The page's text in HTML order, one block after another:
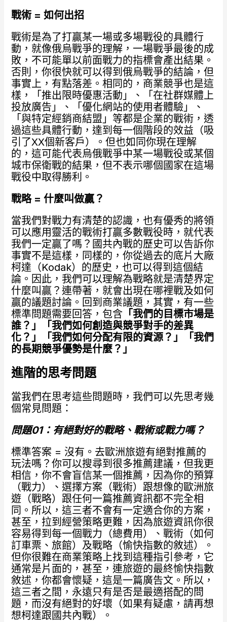
戰術 = 如何出招
戰術是為了打贏某一場或多場戰役的具體行
動，就像俄烏戰爭的理解，一場戰爭最後的成
敗，不可能單以前面戰力的指標會產出結果。
否則，你很快就可以得到俄烏戰爭的結論，但
事實上，有點落差。相同的，商業競爭也是這
樣，「推出限時優惠活動」、「在社群媒體上
投放廣告」、「優化網站的使用者體驗」、
「與特定經銷商結盟」等都是企業的戰術，透
過這些具體行動，達到每一個階段的效益（吸
引了XX個新客戶）。但也如同你現在理解
的，這可能代表烏俄戰爭中某一場戰役或某個
城市保衛戰的結果，但不表示哪個國家在這場
戰役中取得勝利。
戰略 = 什麼叫做贏？
當我們對戰力有清楚的認識，也有優秀的將領
可以應用靈活的戰術打贏多數戰役時，就代表
我們一定贏了嗎？國共內戰的歷史可以告訴你
事實不是這樣，同樣的，你從過去的底片大廠
柯達（Kodak）的歷史，也可以得到這個結
論。因此，我們可以理解為戰略就是清楚界定
什麼叫贏？連帶著，就會出現在哪裡戰及如何
贏的議題討論。回到商業議題，其實，有一些
標準問題需要回答，包含「我們的目標市場是
誰？」「我們如何創造與競爭對手的差異
化？」「我們如何分配有限的資源？」「我們
的長期競爭優勢是什麼？」
進階的思考問題
當我們在思考這些問題時，我們可以先思考幾
個常見問題：
問題01：有絕對好的戰略、戰術或戰力嗎？
標準答案 = 沒有。去歐洲旅遊有絕對推薦的
玩法嗎？你可以搜尋到很多推薦建議，但我更
相信，你不會盲信某一個推薦，因為你的預算
（戰力）、選擇方案（戰術）跟想像的歐洲旅
遊（戰略）跟任何一篇推薦資訊都不完全相
同。所以，這三者不會有一定適合你的方案，
甚至，拉到經營策略更難，因為旅遊資訊你很
容易得到每一個戰力（總費用）、戰術（如何
訂車票、旅館）及戰略（愉快指數的敘述）。
但你很難在商業策略上找到這種指引參考，它
通常是片面的，甚至，連旅遊的最終愉快指數
敘述，你都會懷疑，這是一篇廣告文。所以，
這三者之間，永遠只有是否是最適搭配的問
題，而沒有絕對的好壞（如果有疑慮，請再想
想柯達跟國共內戰）。